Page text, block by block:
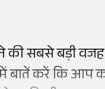
सबसे बड़ी वजह
बातें करें कि